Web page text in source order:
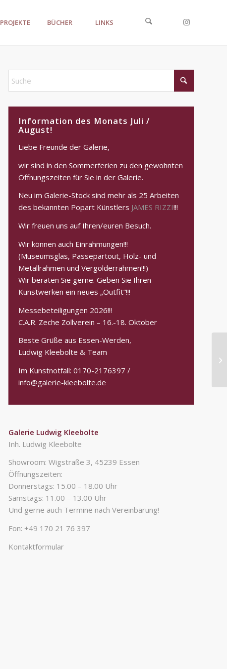
PROJEKTE BÜCHER LINKS
Information des Monats Juli /
August!
Liebe Freunde der Galerie,
wir sind in den Sommerferien zu den gewohnten
Öffnungszeiten für Sie in der Galerie.
Neu im Galerie-Stock sind mehr als 25 Arbeiten
des bekannten Popart Künstlers JAMES RIZZI!!!
Wir freuen uns auf Ihren/euren Besuch.
Wir können auch Einrahmungen!!!
(Museumsglas, Passepartout, Holz- und
Metallrahmen und Vergolderrahmen!!!)
Wir beraten Sie gerne. Geben Sie Ihren
Kunstwerken ein neues „Outfit“!!!
Messebeteiligungen 2026!!!
C.A.R. Zeche Zollverein – 16.-18. Oktober
Beste Grüße aus Essen-Werden,
Ludwig Kleebolte & Team
Im Kunstnotfall: 0170-2176397 /
info@galerie-kleebolte.de
Galerie Ludwig Kleebolte
Inh. Ludwig Kleebolte
Showroom: Wigstraße 3, 45239 Essen
Öffnungszeiten:
Donnerstags: 15.00 – 18.00 Uhr
Samstags: 11.00 – 13.00 Uhr
Und gerne auch Termine nach Vereinbarung!
Fon: +49 170 21 76 397
Kontaktformular